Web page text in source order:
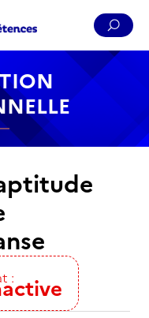
Pied de page
: